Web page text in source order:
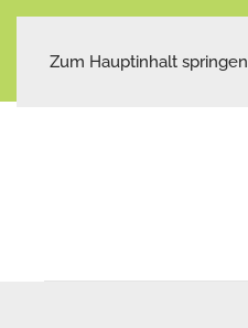
Zum Hauptinhalt springen